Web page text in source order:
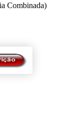
Combinada)